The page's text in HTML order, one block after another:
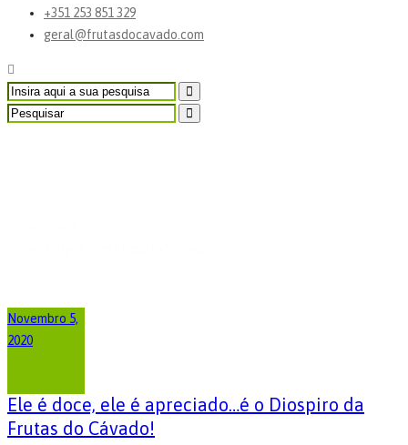
+351 253 851 329
geral@frutasdocavado.com
Novembro 5,
2020
Ele é doce, ele é apreciado…é o Diospiro da
Frutas do Cávado!